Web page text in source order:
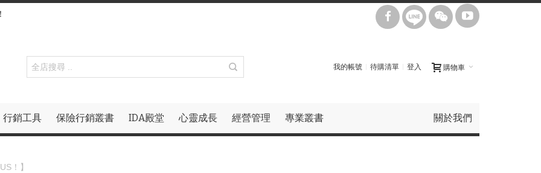
購物車
我的帳號 待購清單 登入
行銷工具 保險行銷叢書 IDA殿堂 心靈成長 經營管理 專業叢書 關於我們
！】